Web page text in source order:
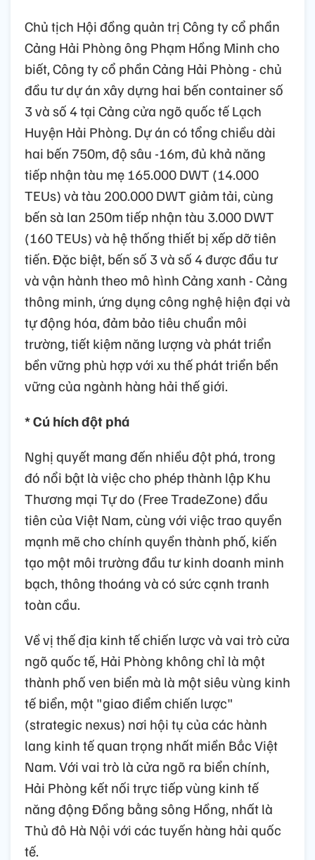
Chủ tịch Hội đồng quản trị Công ty cổ phần
Cảng Hải Phòng ông Phạm Hồng Minh cho
biết, Công ty cổ phần Cảng Hải Phòng - chủ
đầu tư dự án xây dựng hai bến container số
3 và số 4 tại Cảng cửa ngõ quốc tế Lạch
Huyện Hải Phòng. Dự án có tổng chiều dài
hai bến 750m, độ sâu -16m, đủ khả năng
tiếp nhận tàu mẹ 165.000 DWT (14.000
TEUs) và tàu 200.000 DWT giảm tải, cùng
bến sà lan 250m tiếp nhận tàu 3.000 DWT
(160 TEUs) và hệ thống thiết bị xếp dỡ tiên
tiến. Đặc biệt, bến số 3 và số 4 được đầu tư
và vận hành theo mô hình Cảng xanh - Cảng
thông minh, ứng dụng công nghệ hiện đại và
tự động hóa, đảm bảo tiêu chuẩn môi
trường, tiết kiệm năng lượng và phát triển
bền vững phù hợp với xu thế phát triển bền
vững của ngành hàng hải thế giới.
* Cú hích đột phá
Nghị quyết mang đến nhiều đột phá, trong
đó nổi bật là việc cho phép thành lập Khu
Thương mại Tự do (Free TradeZone) đầu
tiên của Việt Nam, cùng với việc trao quyền
mạnh mẽ cho chính quyền thành phố, kiến
tạo một môi trường đầu tư kinh doanh minh
bạch, thông thoáng và có sức cạnh tranh
toàn cầu.
Về vị thế địa kinh tế chiến lược và vai trò cửa
ngõ quốc tế, Hải Phòng không chỉ là một
thành phố ven biển mà là một siêu vùng kinh
tế biển, một "giao điểm chiến lược"
(strategic nexus) nơi hội tụ của các hành
lang kinh tế quan trọng nhất miền Bắc Việt
Nam. Với vai trò là cửa ngõ ra biển chính,
Hải Phòng kết nối trực tiếp vùng kinh tế
năng động Đồng bằng sông Hồng, nhất là
Thủ đô Hà Nội với các tuyến hàng hải quốc
tế.